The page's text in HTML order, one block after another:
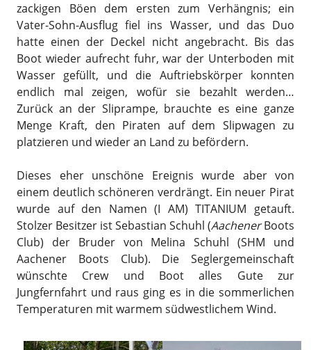
zackigen Böen dem ersten zum Verhängnis; ein
Vater-Sohn-Ausflug fiel ins Wasser, und das Duo
hatte einen der Deckel nicht angebracht. Bis das
Boot wieder aufrecht fuhr, war der Unterboden mit
Wasser gefüllt, und die Auftriebskörper konnten
endlich mal zeigen, wofür sie bezahlt werden…
Zurück an der Sliprampe, brauchte es eine ganze
Menge Kraft, den Piraten auf dem Slipwagen zu
platzieren und wieder an Land zu befördern.
Dieses eher unschöne Ereignis wurde aber von
einem deutlich schöneren verdrängt. Ein neuer Pirat
wurde auf den Namen (I AM) TITANIUM getauft.
Stolzer Besitzer ist Sebastian Schuhl (AachenerBoots
Club) der Bruder von Melina Schuhl (SHM und
Aachener Boots Club). Die Seglergemeinschaft
wünschte Crew und Boot alles Gute zur
Jungfernfahrt und raus ging es in die sommerlichen
Temperaturen mit warmem südwestlichem Wind.